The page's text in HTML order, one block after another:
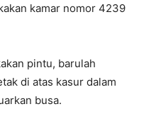
kamar nomor 4239
pintu, barulah
di atas kasur dalam
busa.